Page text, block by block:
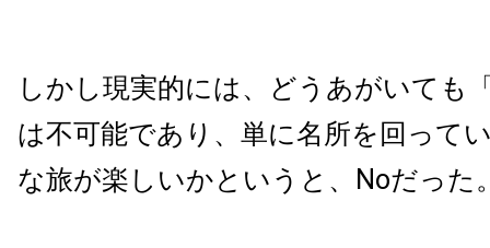
しかし現実的には、どうあがいても
は不可能であり、単に名所を回って
な旅が楽しいかというと、Noだった